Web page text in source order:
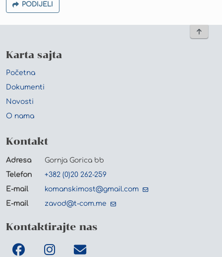
PODIJELI
Karta sajta
Početna
Dokumenti
Novosti
O nama
Kontakt
Adresa
Gornja Gorica bb
Telefon
+382 (0)20 262-259
E-mail
komanskimost@gmail.com
E-mail
zavod@t-com.me
Kontaktirajte nas
To top